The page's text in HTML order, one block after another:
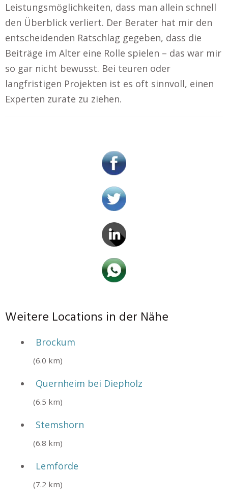
Leistungsmöglichkeiten, dass man allein schnell
den Überblick verliert. Der Berater hat mir den
entscheidenden Ratschlag gegeben, dass die
Beiträge im Alter eine Rolle spielen – das war mir
so gar nicht bewusst. Bei teuren oder
langfristigen Projekten ist es oft sinnvoll, einen
Experten zurate zu ziehen.
Weitere Locations in der Nähe
Brockum
(6.0 km)
Quernheim bei Diepholz
(6.5 km)
Stemshorn
(6.8 km)
Lemförde
(7.2 km)